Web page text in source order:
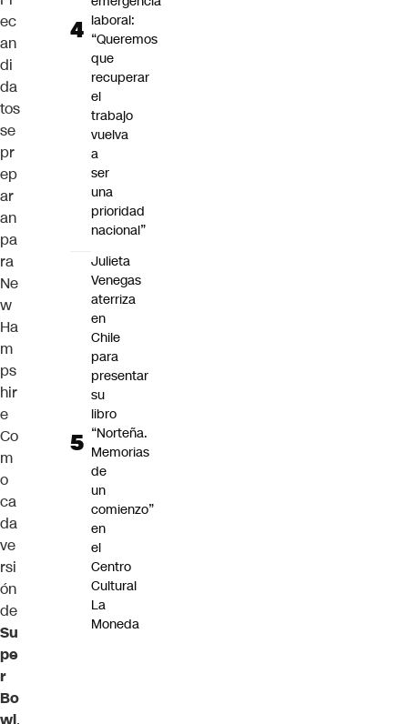
ec
an
di
da
tos
se
pr
ep
ar
an
pa
ra
Ne
w
Ha
m
ps
hir
e
Co
m
o
ca
da
ve
rsi
ón
de
Su
pe
r
Bo
wl,
laboral:
“Queremos
que
recuperar
el
trabajo
vuelva
a
ser
una
prioridad
nacional”
Julieta
Venegas
aterriza
en
Chile
para
presentar
su
libro
“Norteña.
Memorias
de
un
comienzo”
en
el
Centro
Cultural
La
Moneda